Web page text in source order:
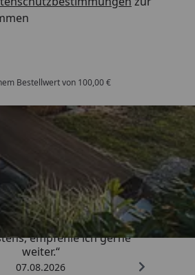
Bestellwert von 100,00 €
Shops
4,81/ 5
empfehle ich gerne
weiter.“
07.08.2026